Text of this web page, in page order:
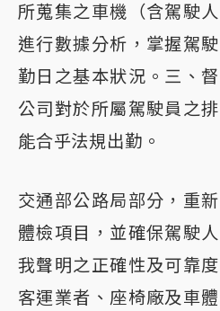
所蒐集之車機（含駕駛
進行數據分析，掌握駕
勤日之基本狀況。三、
公司對於所屬駕駛員之
能合乎法規出勤。
交通部公路局部分，重
體檢項目，並確保駕駛
我聲明之正確性及可靠
客運業者、座椅廠及車